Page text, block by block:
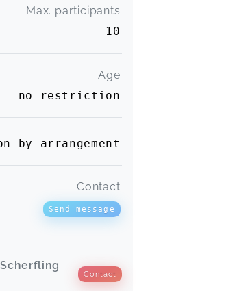
Max. participants
10
Age
no restriction
by arrangement
Contact
Send message
Contact